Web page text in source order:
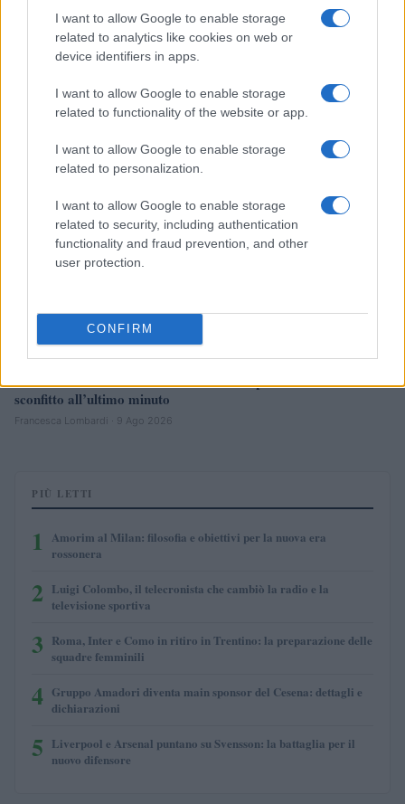
I want to allow Google to enable storage
related to analytics like cookies on web or
device identifiers in apps.
I want to allow Google to enable storage
related to functionality of the website or app.
I want to allow Google to enable storage
related to personalization.
I want to allow Google to enable storage
related to security, including authentication
functionality and fraud prevention, and other
user protection.
CONFIRM
Carrick e Yoro caricano il Manchester United verso il titolo
Ilaria Mauri · 9 Ago 2026
Udinese vince la Friuli Venezia Giulia Cup 2026: il Barcellona
sconfitto all’ultimo minuto
Francesca Lombardi · 9 Ago 2026
PIÙ LETTI
1
Amorim al Milan: filosofia e obiettivi per la nuova era
rossonera
2 Luigi Colombo, il telecronista che cambiò la radio e la
televisione sportiva
3 Roma, Inter e Como in ritiro in Trentino: la preparazione delle
squadre femminili
4 Gruppo Amadori diventa main sponsor del Cesena: dettagli e
dichiarazioni
5 Liverpool e Arsenal puntano su Svensson: la battaglia per il
nuovo difensore